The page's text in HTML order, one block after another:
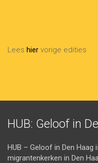
Lees hier vorige edities
HUB: Geloof in
HUB – Geloof in Den
migrantenkerken in Den